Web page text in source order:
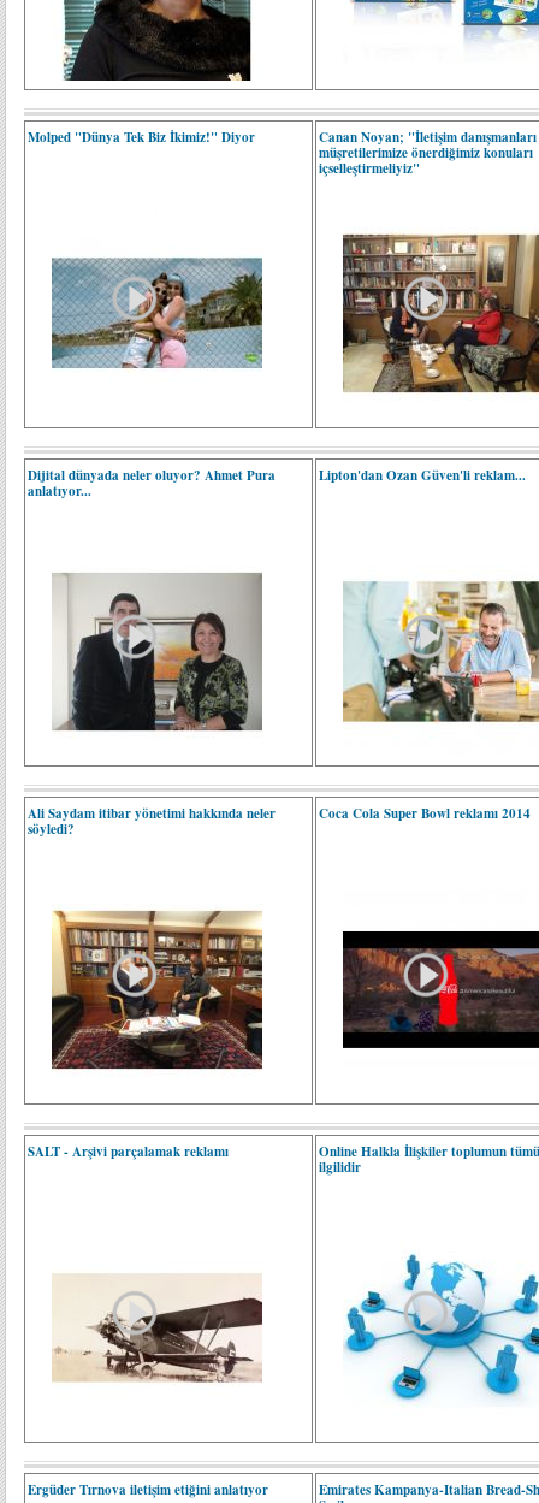
Molped "Dünya Tek Biz İkimiz!" Diyor
Canan Noyan; "İletişim
müşretilerimize önerdiğimiz konuları
içselleştirmeliyiz"
Dijital dünyada neler oluyor? Ahmet Pura
anlatıyor...
Lipton'dan Ozan Güven'li reklam...
Ali Saydam itibar yönetimi hakkında neler
söyledi?
Coca Cola Super Bowl reklamı 2014
SALT - Arşivi parçalamak reklamı
Online Halkla İlişkiler toplumun
ilgilidir
Ergüder Tırnova iletişim etiğini anlatıyor
Emirates Kampanya-Italian Bread-